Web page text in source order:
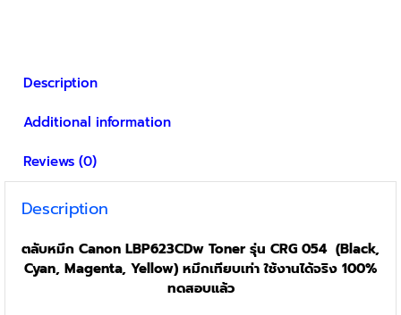
the
Description
Additional information
Reviews (0)
Description
ตลับหมึก Canon LBP623CDw Toner รุ่น CRG 054 (Black,
Cyan, Magenta, Yellow) หมึกเทียบเท่า ใช้งานได้จริง 100%
ทดสอบแล้ว